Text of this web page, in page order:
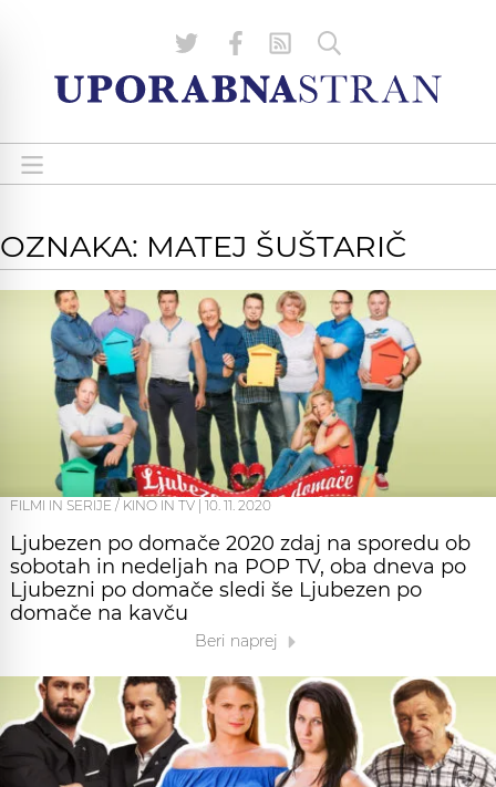
OZNAKA: MATEJ ŠUŠTARIČ
FILMI IN SERIJE / KINO IN TV 10. 11. 2020
Ljubezen po domače 2020 zdaj na sporedu ob
sobotah in nedeljah na POP TV, oba dneva po
Ljubezni po domače sledi še Ljubezen po
domače na kavču
Beri naprej